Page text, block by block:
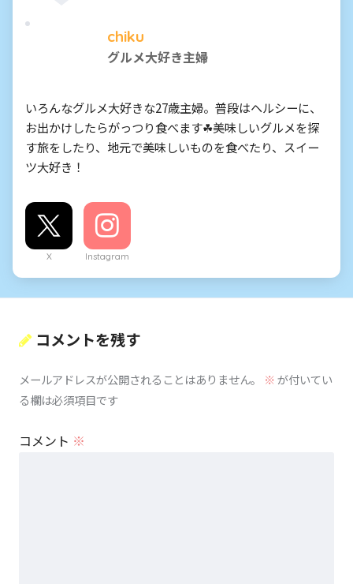
chiku
グルメ大好き主婦
いろんなグルメ大好きな27歳主婦。普段はヘルシーに、
お出かけしたらがっつり食べます☘美味しいグルメを探
す旅をしたり、地元で美味しいものを食べたり、スイー
ツ大好き！
X Instagram
コメントを残す
メールアドレスが公開されることはありません。 ※が付いてい
る欄は必須項目です
コメント ※